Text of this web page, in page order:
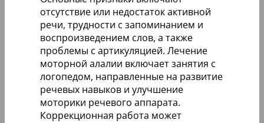
отсутствие или недостаток активной
речи, трудности с запоминанием и
воспроизведением слов, а также
проблемы с артикуляцией. Лечение
моторной алалии включает занятия с
логопедом, направленные на развитие
речевых навыков и улучшение
моторики речевого аппарата.
Коррекционная работа может